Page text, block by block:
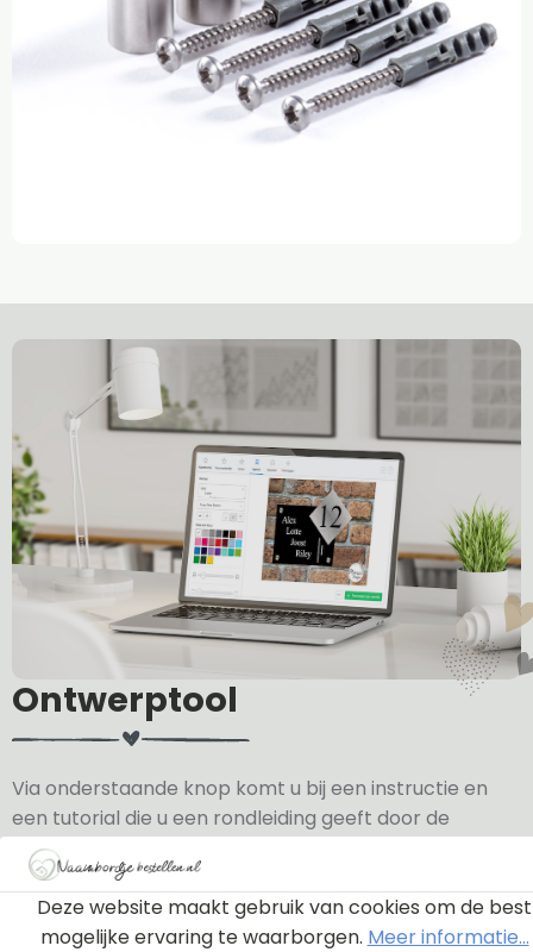
Ontwerptool
Via onderstaande knop komt u bij een instructie en
een tutorial die u een rondleiding geeft door de
ontwerptool. Hierdoor weet u precies hoe u zelf uw
naambordje helemaal kunt aanpassen en naar uw
eigen smaak kunt ontwerpen.
Deze website maakt gebruik van cookies om de best
mogelijke ervaring te waarborgen. Meer informatie...